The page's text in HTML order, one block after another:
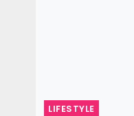
LIFESTYLE